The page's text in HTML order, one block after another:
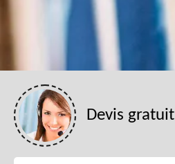
Devis gratuit